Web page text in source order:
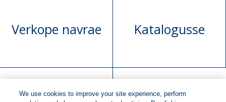
Verkope navrae Katalogusse
We use cookies to improve your site experience, perform